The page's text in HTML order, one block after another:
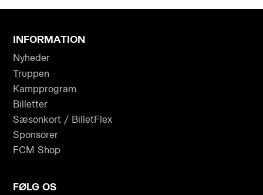
INFORMATION
Nyheder
Truppen
Kampprogram
Billetter
Sæsonkort / BilletFlex
Sponsorer
FCM Shop
FØLG OS